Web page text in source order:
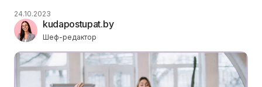
kudapostupat.by
Шеф-редактор
24.10.2023